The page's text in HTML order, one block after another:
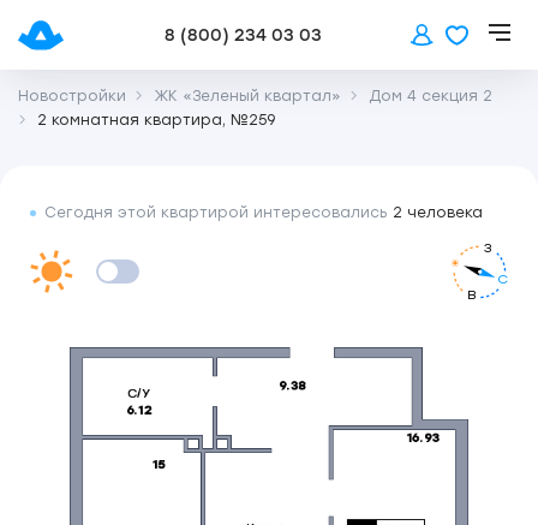
8 (800) 234 03 03
Новостройки ЖК «Зеленый квартал»
Дом 4 секция 2
2 комнатная квартира, №259
Сегодня этой квартирой интересовались 2 человека
С
В
З